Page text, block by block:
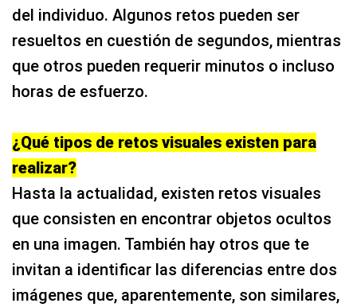
del individuo. Algunos retos pueden ser
resueltos en cuestión de segundos, mientras
que otros pueden requerir minutos o incluso
horas de esfuerzo.
¿Qué tipos de retos visuales existen para
realizar?
Hasta la actualidad, existen retos visuales
que consisten en encontrar objetos ocultos
en una imagen. También hay otros que te
invitan a identificar las diferencias entre dos
imágenes que, aparentemente, son similares,